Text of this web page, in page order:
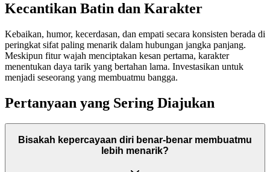
Kecantikan Batin dan Karakter
Kebaikan, humor, kecerdasan, dan empati secara konsisten berada di
peringkat sifat paling menarik dalam hubungan jangka panjang.
Meskipun fitur wajah menciptakan kesan pertama, karakter
menentukan daya tarik yang bertahan lama. Investasikan untuk
menjadi seseorang yang membuatmu bangga.
Pertanyaan yang Sering Diajukan
Bisakah kepercayaan diri benar-benar membuatmu
lebih menarik?